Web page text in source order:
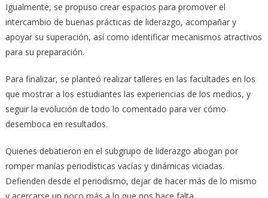
Igualmente, se propuso crear espacios para promover el
intercambio de buenas prácticas de liderazgo, acompañar y
apoyar su superación, así como identificar mecanismos atractivos
para su preparación.
Para finalizar, se planteó realizar talleres en las facultades en los
que mostrar a los estudiantes las experiencias de los medios, y
seguir la evolución de todo lo comentado para ver cómo
desemboca en resultados.
Quienes debatieron en el subgrupo de liderazgo abogan por
romper manías periodísticas vacías y dinámicas viciadas.
Defienden desde el periodismo, dejar de hacer más de lo mismo